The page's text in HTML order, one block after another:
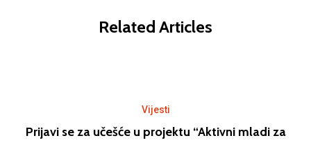
Related Articles
Vijesti
Prijavi se za učešće u projektu “Aktivni mladi za